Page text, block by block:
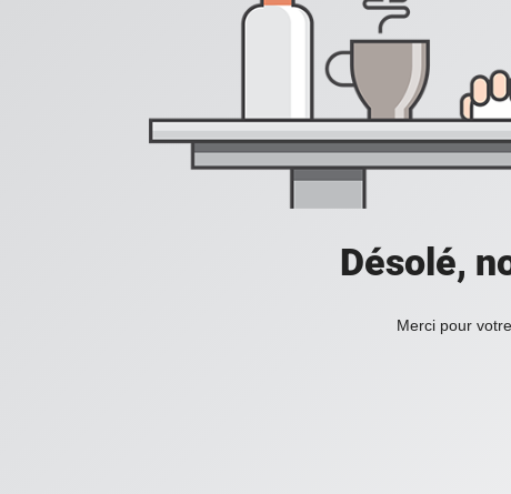
Désolé,
Merci pour